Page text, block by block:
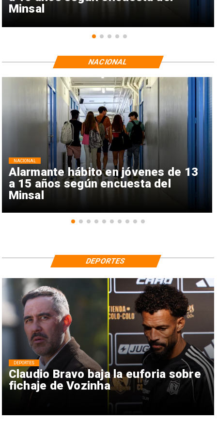
Minsal
Alarmante hábito en jóvenes de 13
a 15 años según encuesta del
Minsal
NACIONAL
NACIONAL
Claudio Bravo baja la euforia sobre
fichaje de Vozinha
DEPORTES
DEPORTES